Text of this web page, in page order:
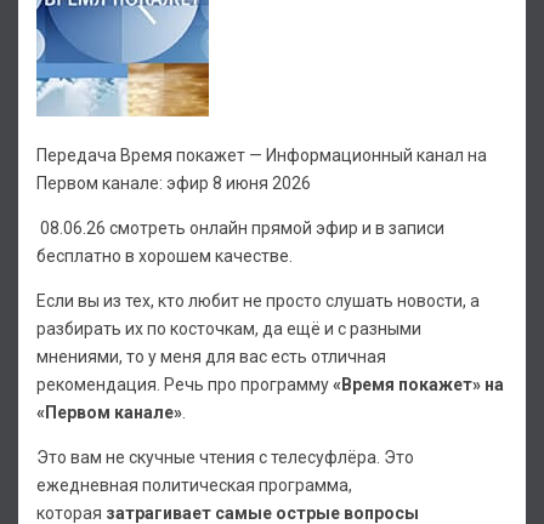
Передача Время покажет — Информационный канал на
Первом канале: эфир 8 июня 2026
08.06.26 смотреть онлайн прямой эфир и в записи
бесплатно в хорошем качестве.
Если вы из тех, кто любит не просто слушать новости, а
разбирать их по косточкам, да ещё и с разными
мнениями, то у меня для вас есть отличная
рекомендация. Речь про программу«Время покажет» на
«Первом канале»
Это вам не скучные чтения с телесуфлёра. Это
ежедневная политическая программа,
которая затрагивает самые острые вопросы